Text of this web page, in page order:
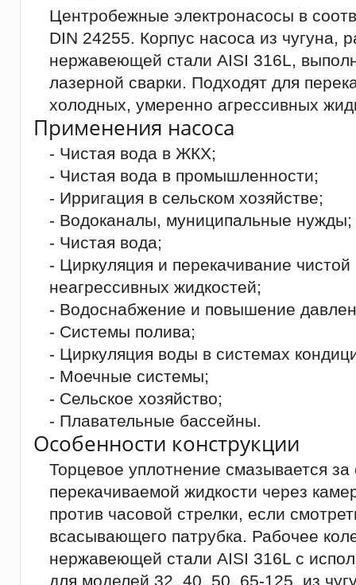
Центробежные электронасосы в
DIN 24255. Корпус насоса из чугуна,
нержавеющей стали AISI 316L,
лазерной сварки. Подходят для
холодных, умеренно агрессивных
Применения насоса
- Чистая вода в ЖКХ;
- Чистая вода в промышленности;
- Ирригация в сельском хозяйстве;
- Водоканалы, муниципальные нужды;
- Чистая вода;
- Циркуляция и перекачивание
неагрессивных жидкостей;
- Водоснабжение и повышение
- Системы полива;
- Циркуляция воды в системах
- Моечные системы;
- Сельское хозяйство;
- Плавательные бассейны.
Особенности конструкции
Торцевое уплотнение смазывается за
перекачиваемой жидкости через
против часовой стрелки, если
всасывающего патрубка. Рабочее
нержавеющей стали AISI 316L с
для моделей 32, 40, 50, 65-125, из